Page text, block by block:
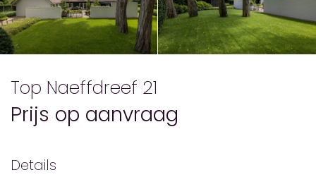
Top Naeffdreef 21
Prijs op aanvraag
Details